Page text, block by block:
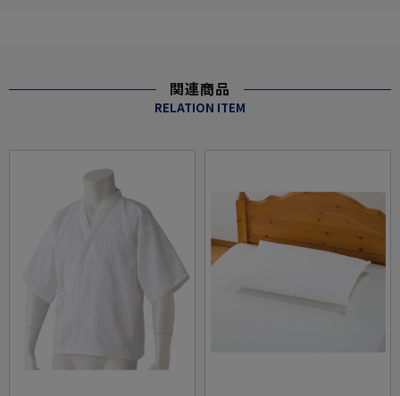
関連商品
RELATION ITEM